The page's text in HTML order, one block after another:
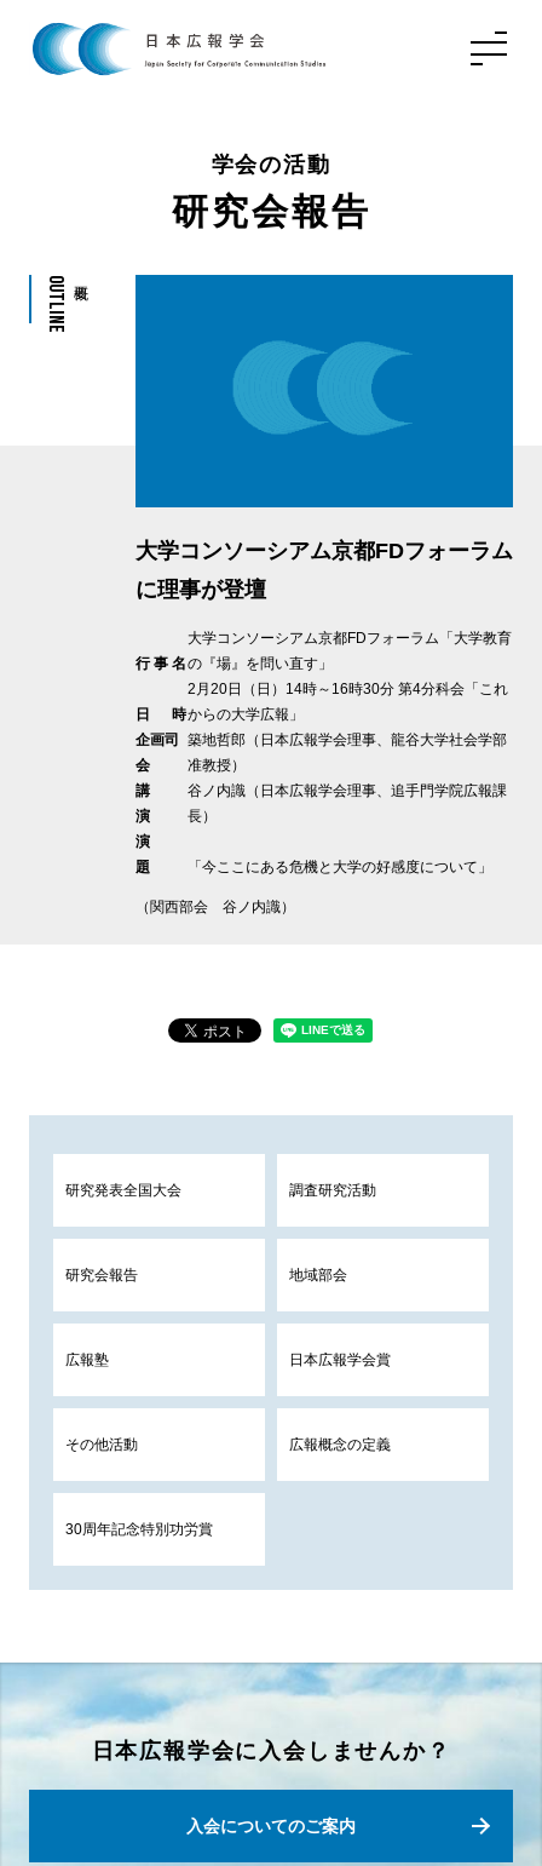
学会の活動
研究会報告
Outline
大学コンソーシアム京都FDフォーラム
に理事が登壇
行 事 名
大学コンソーシアム京都FDフォーラム「大学教育
の『場』を問い直す」
日 時
2月20日（日）14時～16時30分 第4分科会「これ
からの大学広報」
企画司
会
築地哲郎（日本広報学会理事、龍谷大学社会学部
准教授）
講
演
谷ノ内識（日本広報学会理事、追手門学院広報課
長）
演
題
「今ここにある危機と大学の好感度について」
（関西部会 谷ノ内識）
研究発表全国大会 調査研究活動
研究会報告 地域部会
広報塾 日本広報学会賞
その他活動 広報概念の定義
30周年記念特別功労賞
日本広報学会に入会しませんか？
入会についてのご案内